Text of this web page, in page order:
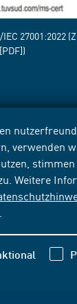
verwenden
Weitere
27001:2022
[PDF])